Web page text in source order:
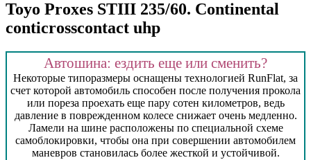
Toyo Proxes STIII 235/60. Continental
conticrosscontact uhp
Автошина: ездить еще или сменить?
Некоторые типоразмеры оснащены технологией RunFlat, за
счет которой автомобиль способен после получения прокола
или пореза проехать еще пару сотен километров, ведь
давление в поврежденном колесе снижает очень медленно.
Ламели на шине расположены по специальной схеме
самоблокировки, чтобы она при совершении автомобилем
маневров становилась более жесткой и устойчивой.